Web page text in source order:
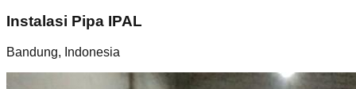
Instalasi Pipa IPAL
Bandung, Indonesia